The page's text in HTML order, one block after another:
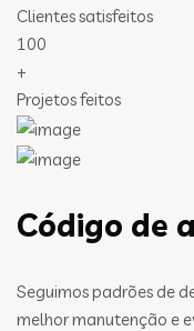
Clientes satisfeitos
100
+
Projetos feitos
Código de
Seguimos padrões de
melhor manutenção e